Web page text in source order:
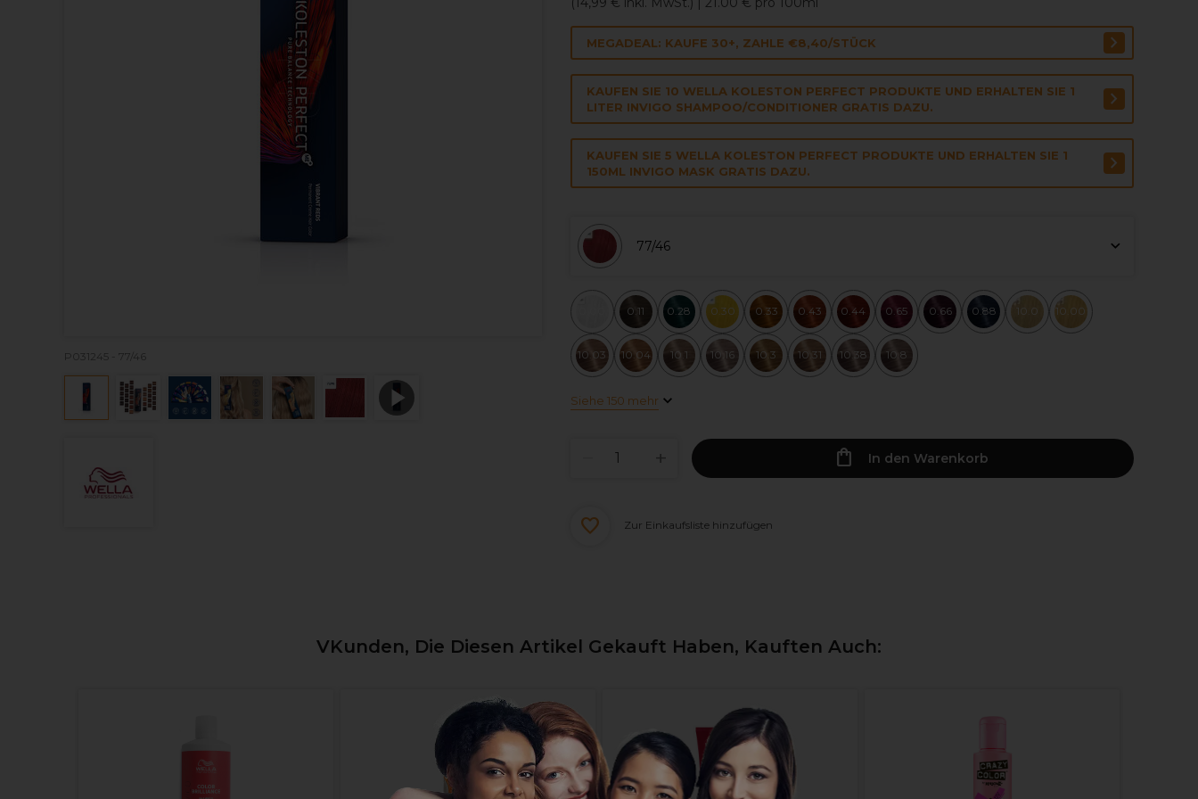
P031245 - 77/46
MEGADEAL: KAUFE 30+, ZAHLE €8,40/STÜCK
KAUFEN SIE 10 WELLA KOLESTON PERFECT PRODUKTE UND ERHALTEN SIE 1
LITER INVIGO SHAMPOO/CONDITIONER GRATIS DAZU.
KAUFEN SIE 5 WELLA KOLESTON PERFECT PRODUKTE UND ERHALTEN SIE 1
150ML INVIGO MASK GRATIS DAZU.
77/46
0.11 0.28 0.30 0.33 0.43 0.44 0.65 0.66 0.88 10.0 10.00
10.03 10.04 10.1 10.16 10.3 10.31 10.38 10.8
Siehe 150 mehr
In den Warenkorb
Zur Einkaufsliste hinzufügen
VKunden, Die Diesen Artikel Gekauft Haben, Kauften Auch: